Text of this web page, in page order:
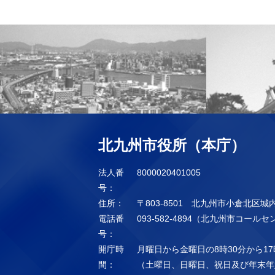
北九州市役所（本庁）
法人番
号：
8000020401005
住所：
〒803-8501 北九州市小倉北区城
電話番
号：
093-582-4894（北九州市コールセ
開庁時
間：
月曜日から金曜日の8時30分から
（土曜日、日曜日、祝日及び年末年